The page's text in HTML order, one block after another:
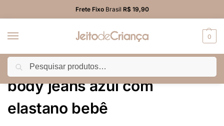
Frete FixoBrasil R$ 19,90
0
Início Produtos marcados com a tag “body jeans azul com elastano bebê”
body jeans azul com
elastano bebê